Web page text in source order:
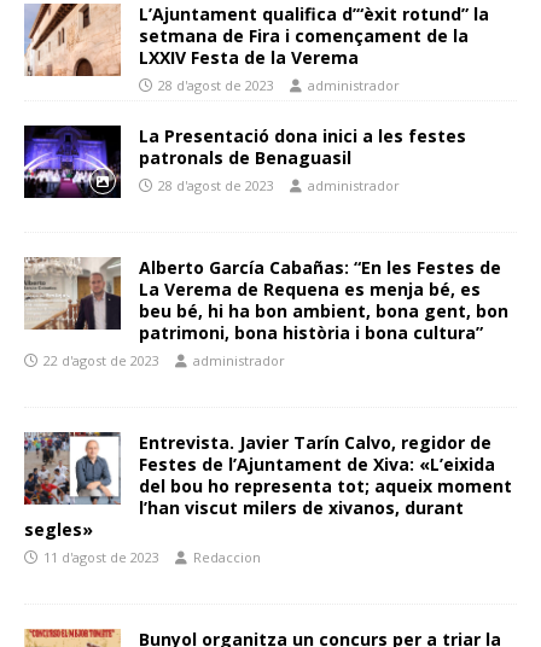
L’Ajuntament qualifica d’“èxit rotund” la
setmana de Fira i començament de la
LXXIV Festa de la Verema
28 d'agost de 2023 administrador
La Presentació dona inici a les festes
patronals de Benaguasil
28 d'agost de 2023 administrador
Alberto García Cabañas: “En les Festes de
La Verema de Requena es menja bé, es
beu bé, hi ha bon ambient, bona gent, bon
patrimoni, bona història i bona cultura”
22 d'agost de 2023 administrador
Entrevista. Javier Tarín Calvo, regidor de
Festes de l’Ajuntament de Xiva: «L’eixida
del bou ho representa tot; aqueix moment
l’han viscut milers de xivanos, durant
segles»
11 d'agost de 2023 Redaccion
Bunyol organitza un concurs per a triar la